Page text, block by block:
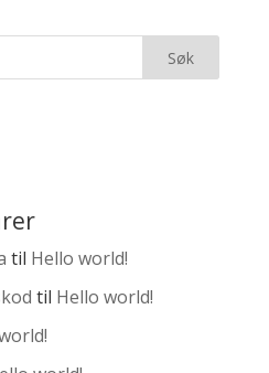
til Hello world!
til Hello world!